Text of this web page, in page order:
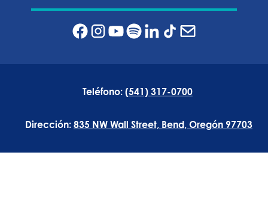
Teléfono: (541) 317-0700
Dirección: 835 NW Wall Street, Bend, Oregón 97703